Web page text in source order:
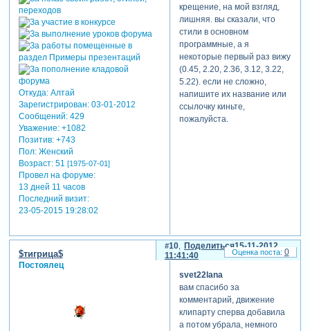
Откуда:Алтай
Зарегистрирован: 03-01-2012
Сообщений:429
Уважение: +1082
Позитив: +743
Пол:Женский
Возраст:51 [1975-07-01]
Провел на форуме:
13 дней 11 часов
Последний визит:
23-05-2015 19:28:02
крещение, на мой взгляд,
лишняя. вы сказали, что
стили в основном
программные, а я
некоторые первый раз вижу
(0.45, 2.20, 2.36, 3.12, 3.22,
5.22). если не сложно,
напишите их название или
ссылочку киньте,
пожалуйста.
Поделиться
10
15-11-2012
11:41:40
$тигрица$
Постоялец
svet22lana
вам спасибо за
комментарий, движение
клипарту сперва добавила
а потом убрала, немного
0